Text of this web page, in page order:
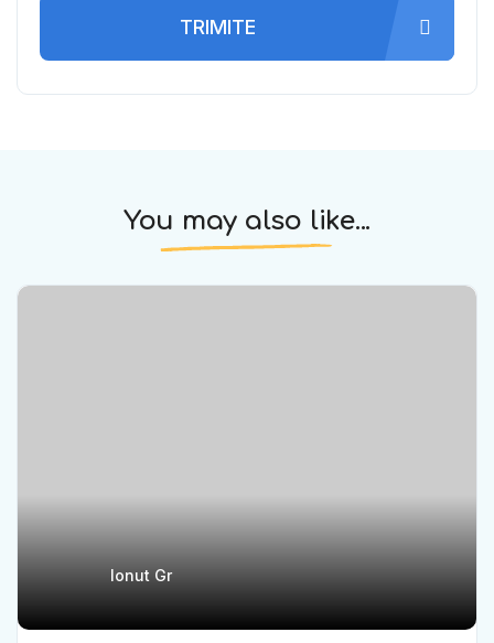
TRIMITE
You may also like...
Ionut Gr